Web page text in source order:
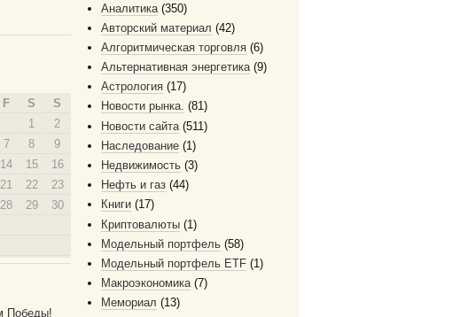
F S S
1
2
7 8
9
14 15
16
21 22
23
28 29
30
Победы!
Аналитика (350)
Авторский материал (42)
Алгоритмическая торговля (6)
Альтернативная энергетика(9)
Астрология (17)
Новости рынка. (81)
Новости сайта (511)
Наследование (1)
Недвижимость (3)
Нефть и газ (44)
Книги (17)
Криптовалюты (1)
Модельный портфель (58)
Модельный портфель ETF (1)
Макроэкономика(7)
Мемориал (13)